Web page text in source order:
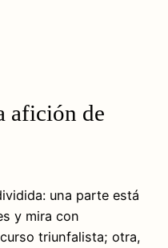
afición de
una parte está
y mira con
triunfalista; otra,